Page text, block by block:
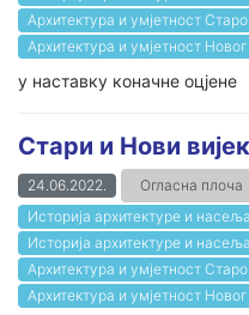
Архитектура и умјетност
Архитектура и умјетност
у наставку коначне оцјене
Стари и Нови
24.06.2022. Огласна плоча
Историја архитектуре и
Историја архитектуре и
Архитектура и умјетност
Архитектура и умјетност